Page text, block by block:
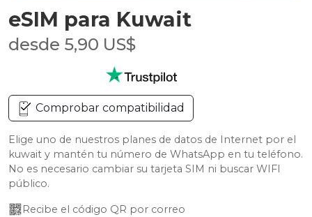
eSIM para Kuwait
desde 5,90 US$
Comprobar compatibilidad
Elige uno de nuestros planes de datos de Internet por el
kuwait y mantén tu número de WhatsApp en tu teléfono.
No es necesario cambiar su tarjeta SIM ni buscar WIFI
público.
Recibe el código QR por correo